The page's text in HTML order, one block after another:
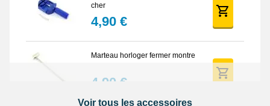
cher
4,90 €
Marteau horloger fermer montre
4,90 €
Voir tous les accessoires